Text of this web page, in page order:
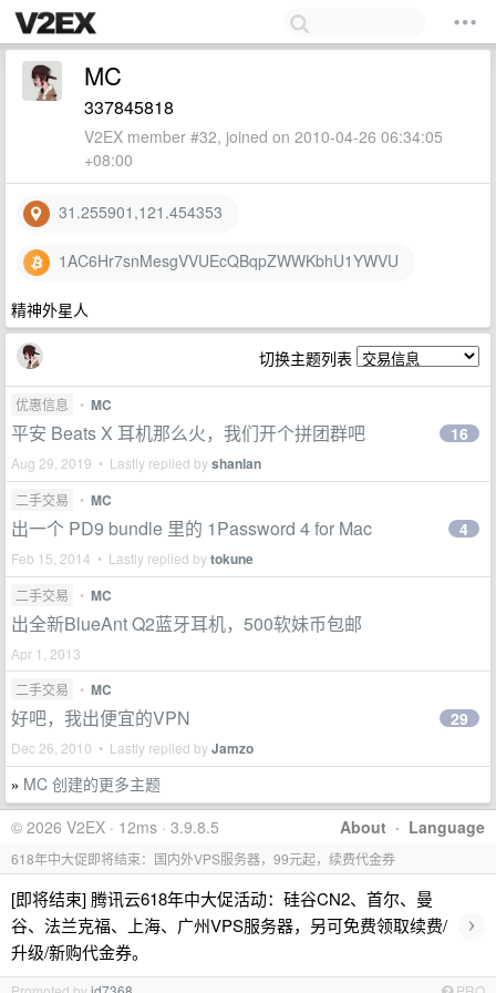
MC
337845818
V2EX member #32, joined on 2010-04-26 06:34:05
+08:00
31.255901,121.454353
1AC6Hr7snMesgVVUEcQBqpZWWKbhU1YWVU
精神外星人
切换主题列表
优惠信息 • MC
平安 Beats X 耳机那么火，我们开个拼团群吧
Aug 29, 2019 • Lastly replied byshanlan
16
二手交易 • MC
出一个 PD9 bundle 里的 1Password 4 for Mac
Feb 15, 2014 • Lastly replied bytokune
4
二手交易 • MC
出全新BlueAnt Q2蓝牙耳机，500软妹币包邮
Apr 1, 2013
二手交易
• MC
好吧，我出便宜的VPN
Dec 26, 2010 • Lastly replied byJamzo
29
» MC 创建的更多主题
About · Language
© 2026 V2EX · 12ms · 3.9.8.5
618年中大促即将结束：国内外VPS服务器，99元起，续费代金券
[即将结束] 腾讯云618年中大促活动：硅谷CN2、首尔、曼
谷、法兰克福、上海、广州VPS服务器，另可免费领取续费/
升级/新购代金券。
›